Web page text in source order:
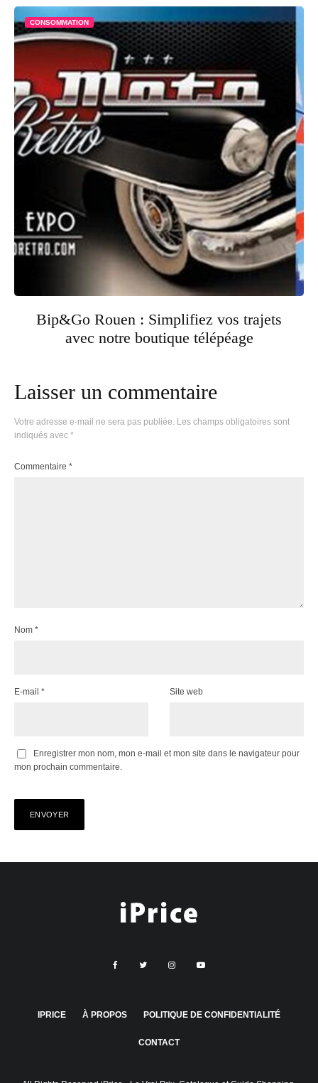
CONSOMMATION
Bip&Go Rouen : Simplifiez vos trajets
avec notre boutique télépéage
Laisser un commentaire
Votre adresse e-mail ne sera pas publiée. Les champs obligatoires sont
indiqués avec *
Commentaire *
Nom *
E-mail * Site web
Enregistrer mon nom, mon e-mail et mon site dans le navigateur pour
mon prochain commentaire.
IPRICE À PROPOS POLITIQUE DE CONFIDENTIALITÉ
CONTACT